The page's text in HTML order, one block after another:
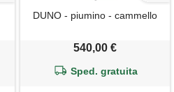
DUNO - piumino - cammello
540,00 €
Sped. gratuita